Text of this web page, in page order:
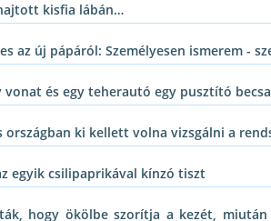
kisfia lábán…
az új pápáról: Személyesen ismerem -
vonat és egy teherautó egy pusztító
országban ki kellett volna vizsgálni a
egyik csilipaprikával kínzó tiszt
hogy ökölbe szorítja a kezét,